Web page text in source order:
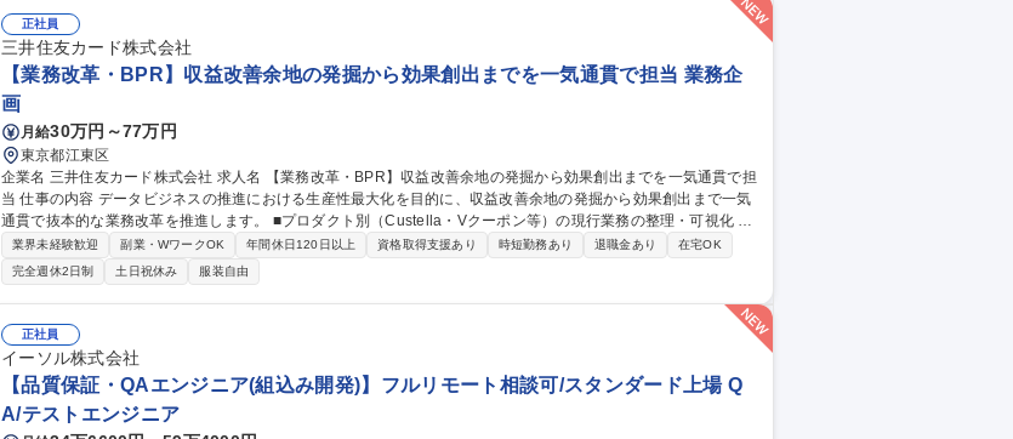
の仕組み化に挑戦でき、ユーザーの熱量を直に感じながら体験価値向上に貢献できます。 募集職種 【カスタマー
サポート/BPO管理】オンライントレカ/エンタメ/急成長中★
正社員
三井住友カード株式会社
【業務改革・BPR】収益改善余地の発掘から効果創出までを一気通貫で担当 業務企
画
月給30万円～77万円
東京都江東区
企業名 三井住友カード株式会社 求人名 【業務改革・BPR】収益改善余地の発掘から効果創出までを一気通貫で担
当 仕事の内容 データビジネスの推進における生産性最大化を目的に、収益改善余地の発掘から効果創出まで一気
通貫で抜本的な業務改革を推進します。 ■プロダクト別（Custella・Vクーポン等）の現行業務の整理・可視化 ■
業務の理想像整理、現状との差分分析、改善施策の検討 ■理想像実現に向けたロードマップ作成および抜本的な業
務改革の推進 ■Salesforce等を活用した業務プロセス最適化・要件定義 ■社内外関係者との調整・合意形成および
プロジェクトの進捗管理 募集職種 【業務改革・BPR】収益改善余地の発掘から効果創出までを一気通貫で担当
業界未経験歓迎 副業・WワークOK 年間休日120日以上 資格取得支援あり 時短勤務あり 退職金あり
在宅OK
完全週休2日制
土日祝休み 服装自由
正社員
イーソル株式会社
【品質保証・QAエンジニア(組込み開発)】フルリモート相談可/スタンダード上場 Q
A/テストエンジニア